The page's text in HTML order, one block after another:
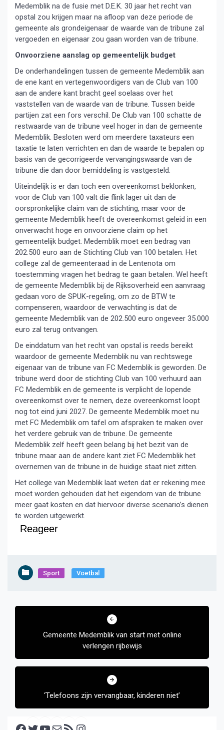
Medemblik na de fusie met D.E.K. 30 jaar het recht van
opstal zou krijgen maar na afloop van deze periode de
gemeente als grondeigenaar de waarde van de tribune zal
vergoeden en eigenaar zou gaan worden van de tribune.
Onvoorziene aanslag op gemeentelijk budget
De onderhandelingen tussen de gemeente Medemblik aan
de ene kant en vertegenwoordigers van de Club van 100
aan de andere kant bracht geel soelaas over het
vaststellen van de waarde van de tribune. Tussen beide
partijen zat een fors verschil. De Club van 100 schatte de
restwaarde van de tribune veel hoger in dan de gemeente
Medemblik. Besloten werd om meerdere taxateurs een
taxatie te laten verrichten en dan de waarde te bepalen op
basis van de gecorrigeerde vervangingswaarde van de
tribune die dan door bemiddeling is vastgesteld.
Uiteindelijk is er dan toch een overeenkomst beklonken,
voor de Club van 100 valt die flink lager uit dan de
oorspronkelijke claim van de stichting, maar voor de
gemeente Medemblik heeft de overeenkomst geleid in een
onverwacht hoge en onvoorziene claim op het
gemeentelijk budget. Medemblik moet een bedrag van
202.500 euro aan de Stichting Club van 100 betalen. Het
college zal de gemeenteraad in de Lentenota om
toestemming vragen het bedrag te gaan betalen. Wel heeft
de gemeente Medemblik bij de Rijksoverheid een aanvraag
gedaan voro de SPUK-regeling, om zo de BTW te
compenseren, waardoor de verwachting is dat de
gemeente Medemblik van de 202.500 euro ongeveer 35.000
euro zal terug ontvangen.
De einddatum van het recht van opstal is reeds bereikt
waardoor de gemeente Medemblik nu van rechtswege
eigenaar van de tribune van FC Medemblik is geworden. De
tribune werd door de stichting Club van 100 verhuurd aan
FC Medemblik en de gemeente is verplicht de lopende
overeenkomst over te nemen, deze overeenkomst loopt
nog tot eind juni 2027. De gemeente Medemblik moet nu
met FC Medemblik om tafel om afspraken te maken over
het verdere gebruik van de tribune. De gemeente
Medemblik zelf heeft geen belang bij het bezit van de
tribune maar aan de andere kant ziet FC Medemblik het
overnemen van de tribune in de huidige staat niet zitten.
Het college van Medemblik laat weten dat er rekening mee
moet worden gehouden dat het eigendom van de tribune
meer gaat kosten en dat hiervoor diverse scenario’s dienen
te worden uitgewerkt.
Reageer
Sport Voetbal
Bericht
Gemeente Medemblik van start met online
verlengen rijbewijs
‘Telefoons zijn vervangbaar, kinderen niet’
Facebook Twitter YouTube E-mail RSS feed